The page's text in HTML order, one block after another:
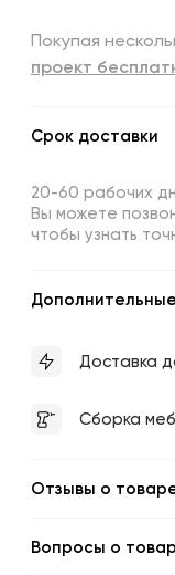
Покупая
проект
Срок доставки
20-60 рабочих
Вы можете
чтобы узнать
Дополнительные
Доставка
Сборка
Отзывы о
Вопросы о